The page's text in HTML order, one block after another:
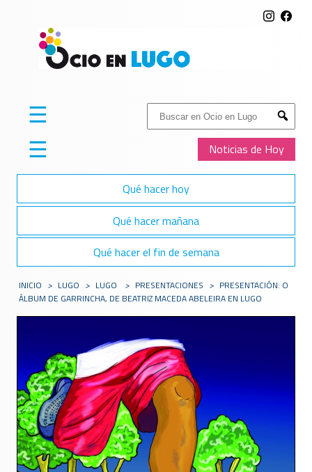
Buscar:
Submit
Noticias de Hoy
☰
☰
Qué hacer hoy
Qué hacer mañana
Qué hacer el fin de semana
INICIO > LUGO > LUGO > PRESENTACIONES > PRESENTACIÓN: O
ÁLBUM DE GARRINCHA, DE BEATRIZ MACEDA ABELEIRA EN LUGO